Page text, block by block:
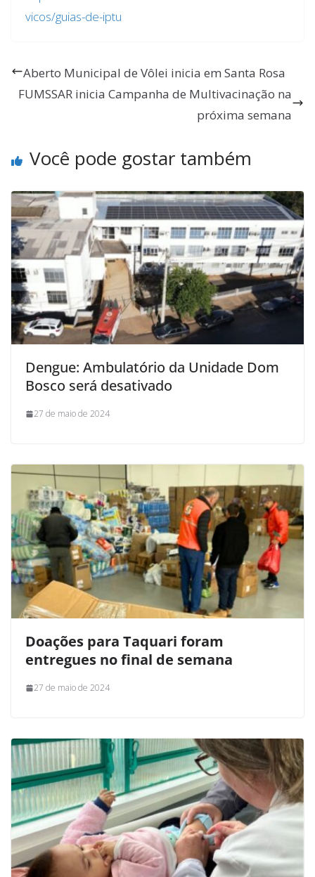
vicos/guias-de-iptu
Aberto Municipal de Vôlei inicia em Santa Rosa
FUMSSAR inicia Campanha de Multivacinação na
próxima semana
Você pode gostar também
Dengue: Ambulatório da Unidade Dom
Bosco será desativado
27 de maio de 2024
Doações para Taquari foram
entregues no final de semana
27 de maio de 2024